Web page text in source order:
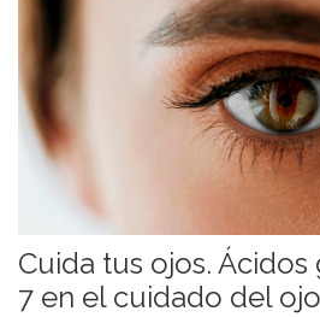
Cuida tus ojos.
7 en el cuidado del